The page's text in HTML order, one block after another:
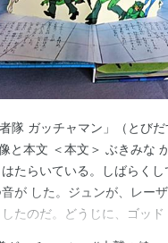
隊 ガッチャマン」（とびだ
と本文 ＜本文＞ ぶきみな
たらいている。しばらく
が した。ジュンが、レー
たのだ。どうじに、ゴッド